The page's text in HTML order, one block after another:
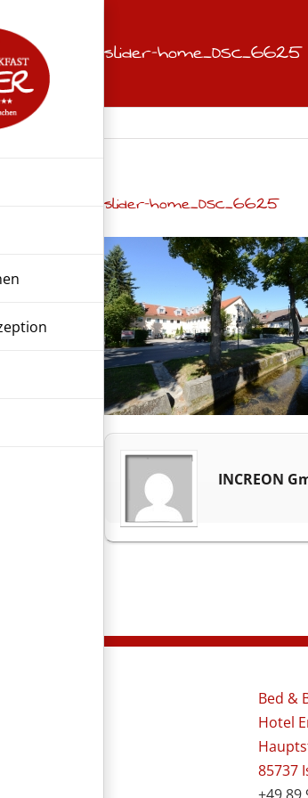
slider-home_DSC_6625
slider-home_DSC_6625
INCREON
Bed &
Hotel
85737